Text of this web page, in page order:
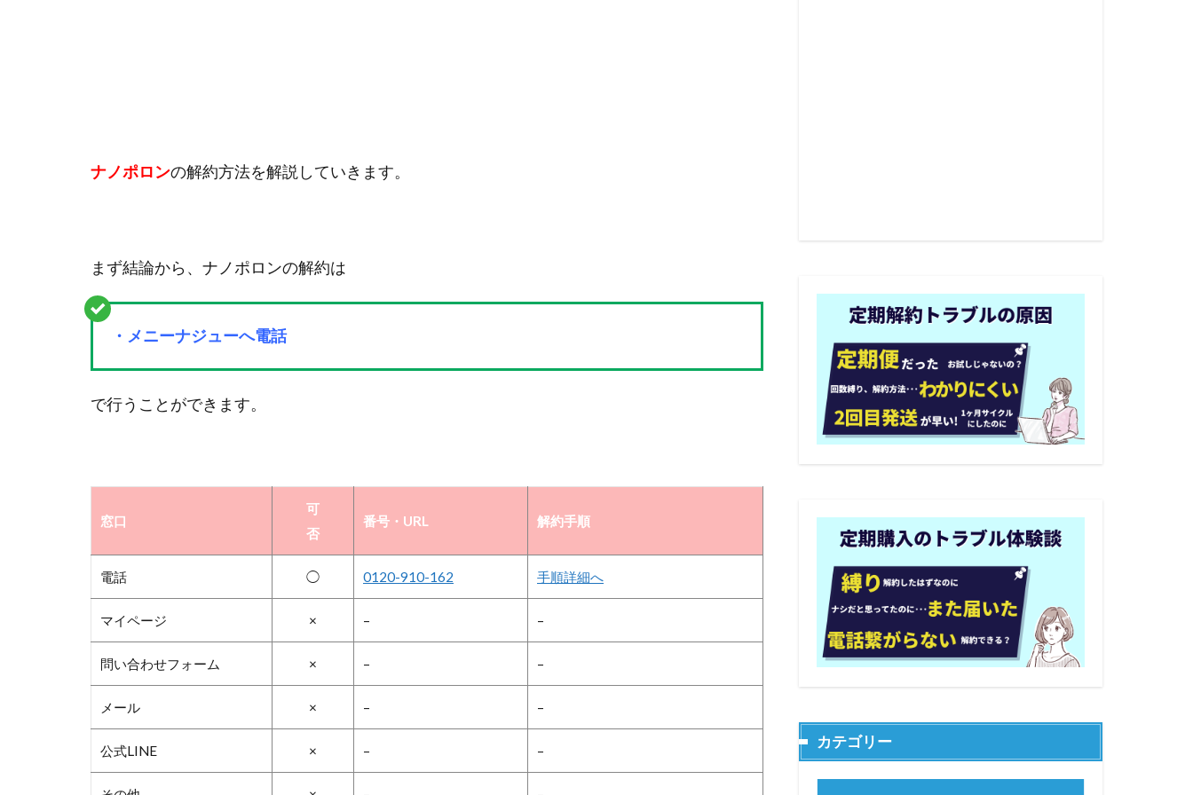
ナノポロンの解約方法を解説していきます。
まず結論から、ナノポロンの解約は
・メニーナジューへ電話
で行うことができます。
窓口
可
否
番号・URL 解約手順
電話 ◯ 0120-910-162 手順詳細へ
マイページ × – –
問い合わせフォーム × – –
メール × – –
公式LINE × – – カテゴリー